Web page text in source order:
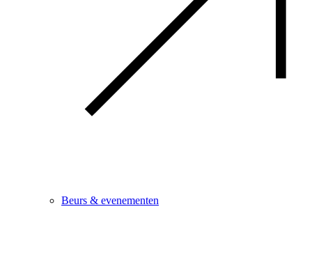
Beurs & evenementen